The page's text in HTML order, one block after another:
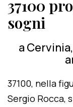
37100
sogni
a
37100, nella
Sergio Rocca,